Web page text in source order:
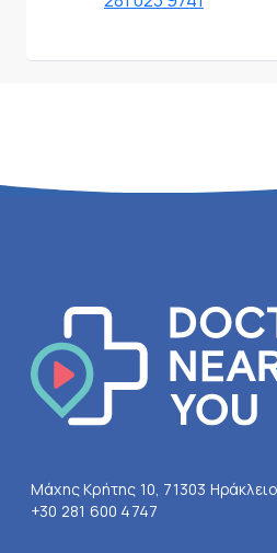
Μάχης Κρήτης 10, 71303
+30 281 600 4747